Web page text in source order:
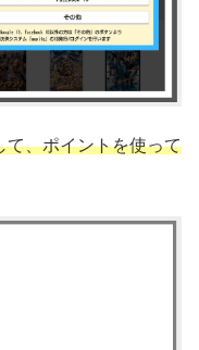
て、ポイントを使って